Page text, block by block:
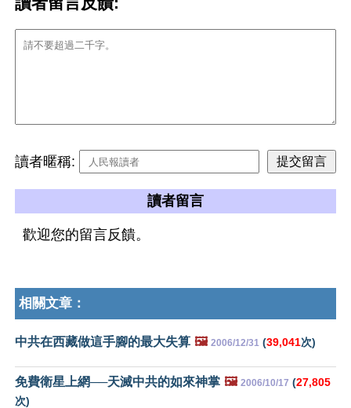
讀者暱稱:
讀者留言
歡迎您的留言反饋。
相關文章：
中共在西藏做這手腳的最大失算 🖼️ 2006/12/31 (39,041次)
免費衛星上網──天滅中共的如來神掌 🖼️ 2006/10/17 (27,805
次)